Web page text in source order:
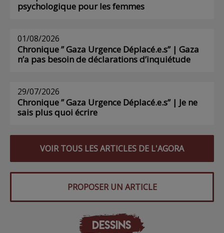
psychologique pour les femmes
01/08/2026
Chronique ” Gaza Urgence Déplacé.e.s” | Gaza
n’a pas besoin de déclarations d’inquiétude
29/07/2026
Chronique ” Gaza Urgence Déplacé.e.s” | Je ne
sais plus quoi écrire
VOIR TOUS LES ARTICLES DE L'AGORA
PROPOSER UN ARTICLE
DESSINS